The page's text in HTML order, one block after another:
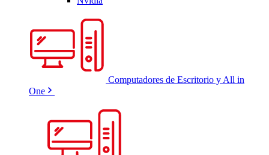
Computadores de Escritorio y All in
One